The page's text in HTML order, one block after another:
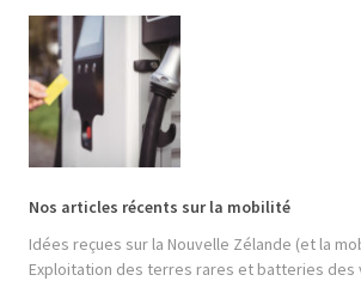
Nos articles récents sur la mobilité
Idées reçues sur la Nouvelle Zélande (et la
Exploitation des terres rares et batteries